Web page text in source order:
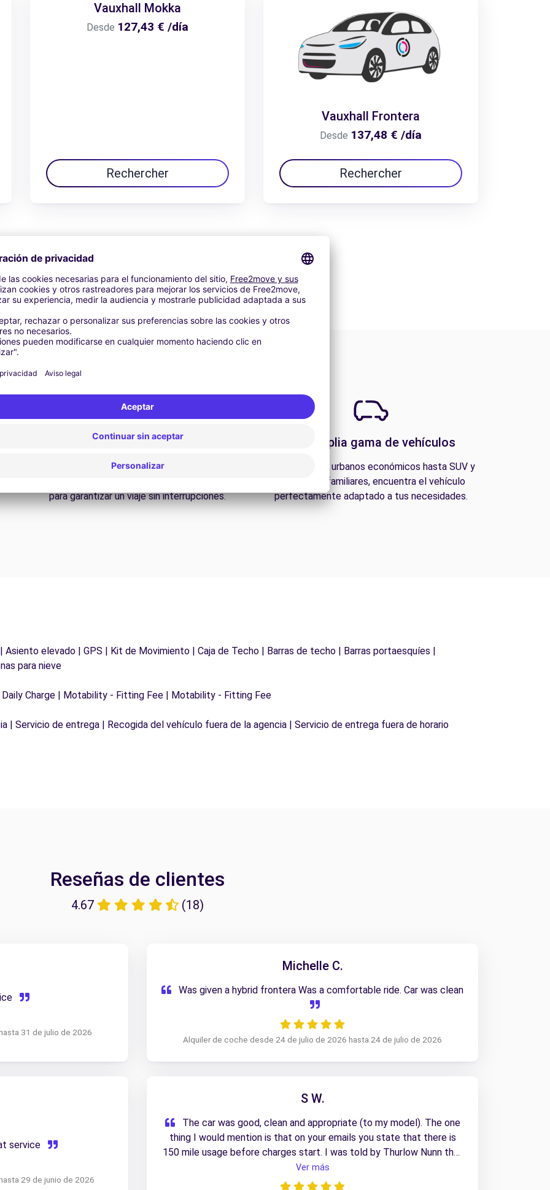
Vauxhall Mokka
Desde 127,43 € /día
Rechercher
Vauxhall Frontera
Desde 137,48 € /día
Rechercher
Asistencia 24/7
¿Problemas en la carretera? Nuestro servicio de
para garantizar un viaje sin interrupciones.
Una amplia gama de vehículos
Desde coches urbanos económicos hasta SUV y
furgonetas familiares, encuentra el vehículo
perfectamente adaptado a tus necesidades.
elevado | GPS | Kit de Movimiento | Caja de Techo | Barras de techo | Barras portaesquíes |
para nieve
Charge | Motability - Fitting Fee | Motability - Fitting Fee
| Servicio de entrega | Recogida del vehículo fuera de la agencia | Servicio de entrega fuera de horario
Reseñas de clientes
4.67 (18)
31 de julio de 2026
Michelle C.
Was given a hybrid frontera Was a comfortable ride. Car was clean
Alquiler de coche desde 24 de julio de 2026 hasta 24 de julio de 2026
service
29 de junio de 2026
S W.
The car was good, clean and appropriate (to my model). The one
thing I would mention is that on your emails you state that there is
150 mile usage before charges start. I was told by Thurlow Nunn that
this wasn’t the case, and that I’d need to replace any petrol I used.
Unless I’ve misunderstood, this should be amended as it could be
Ver más